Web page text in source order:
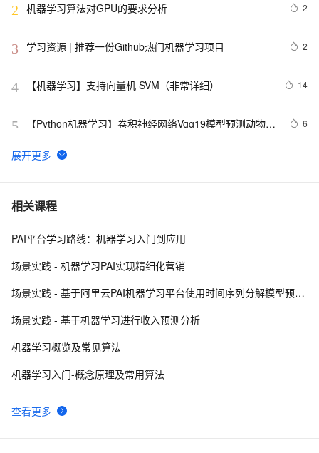
2 机器学习算法对GPU的要求分析 2
3 学习资源 | 推荐一份Github热门机器学习项目 2
4 【机器学习】支持向量机 SVM（非常详细） 14
5
【Python机器学习】卷积神经网络Vgg19模型预测动物类
6
6
可解释性机器学习：基于随机森林和Ceteris-paribus的乳
7 机器学习 基于Adult数据集的逻辑回归与朴素贝叶斯分类
8 【技术分享】机器学习分类性能指标：准确率Accuracy/
10②机器学习分类算法之XGBoost（集成学习算法）
相关课程
查看更多
PAI平台学习路线：机器学习入门到应用
场景实践 - 机器学习PAI实现精细化营销
场景实践 - 基于阿里云PAI机器学习平台使用时间序列分解模型预测商品销量
场景实践 - 基于机器学习进行收入预测分析
机器学习概览及常见算法
机器学习入门-概念原理及常用算法